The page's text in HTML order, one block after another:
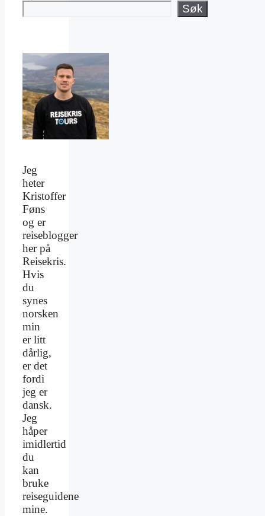
Søk
Jeg
heter
Kristoffer
Føns
og er
reiseblogger
her på
Reisekris.
Hvis
du
synes
norsken
min
er litt
dårlig,
er det
fordi
jeg er
dansk.
Jeg
håper
imidlertid
du
kan
bruke
reiseguidene
mine.